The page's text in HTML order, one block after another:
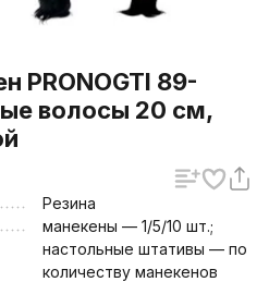
PRONOGTI 89-
волосы 20 см,
Резина
манекены — 1/5/10 шт.;
настольные штативы — по
количеству манекенов